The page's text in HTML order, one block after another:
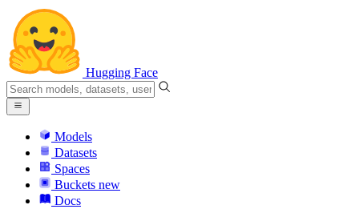
Hugging Face
Models
Datasets
Spaces
Buckets new
Docs